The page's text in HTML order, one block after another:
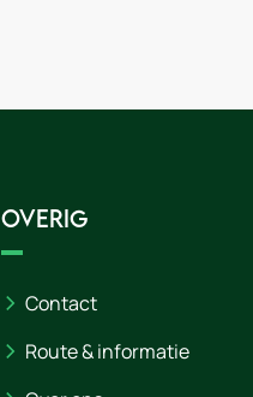
Overig
Contact
Route & informatie